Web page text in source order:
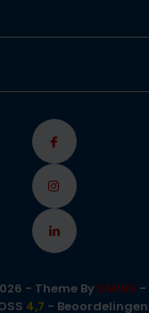
- Theme By DMWS -
4,7 - Beoordelingen